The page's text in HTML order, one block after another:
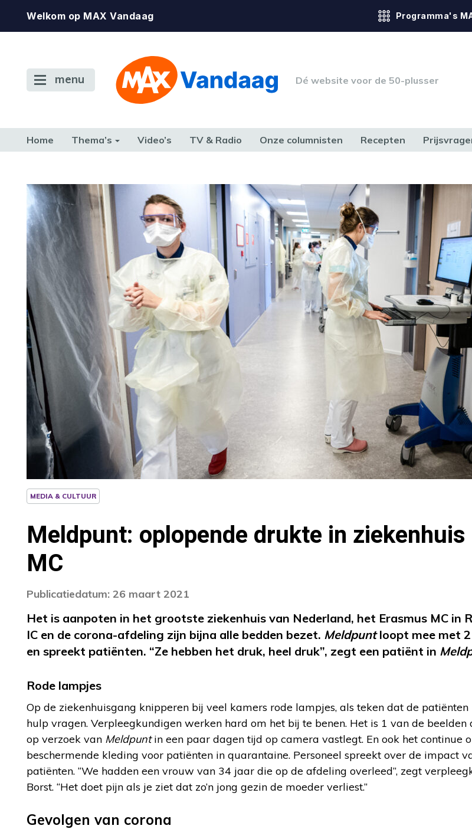
Welkom op MAX Vandaag Programma's
menu Dé website voor de 50-plusser
Home Thema’s Video’s TV & Radio Onze columnisten Recepten
MEDIA & CULTUUR
Meldpunt: oplopende drukte in
MC
Publicatiedatum: 26 maart 2021
Het is aanpoten in het grootste ziekenhuis van Nederland, het Erasmus MC in
IC en de corona-afdeling zijn bijna alle bedden bezet. Meldpuntloopt mee met
en spreekt patiënten. “Ze hebben het druk, heel druk”, zegt een patiënt in
Rode lampjes
Op de ziekenhuisgang knipperen bij veel kamers rode lampjes, als teken dat de
hulp vragen. Verpleegkundigen werken hard om het bij te benen. Het is 1 van de beelden
op verzoek van Meldpuntin een paar dagen tijd op camera vastlegt. En ook het continue
beschermende kleding voor patiënten in quarantaine. Personeel spreekt over de impact
patiënten. “We hadden een vrouw van 34 jaar die op de afdeling overleed”, zegt
Borst. “Het doet pijn als je ziet dat zo’n jong gezin de moeder verliest.”
Gevolgen van corona